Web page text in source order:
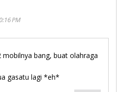
PM
bang, buat olahraga
gasatu lagi *eh*